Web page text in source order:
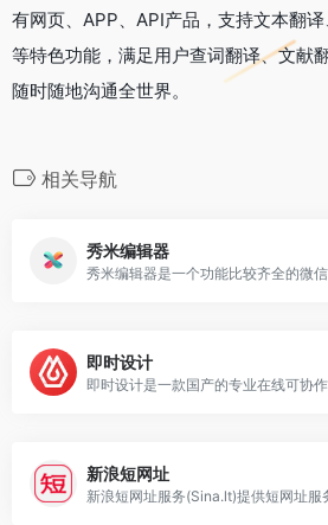
有网页、APP、API产品，支持文本翻
等特色功能，满足用户查词翻译、文献
随时随地沟通全世界。
相关导航
秀米编辑器
即时设计
新浪短网址